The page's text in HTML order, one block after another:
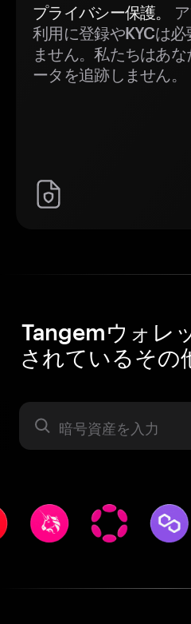
プライバシー保護。
利用に登録やKYCは必
ません。私たちはあ
ータを追跡しません。
Tangemウォレ
されているその
暗号資産